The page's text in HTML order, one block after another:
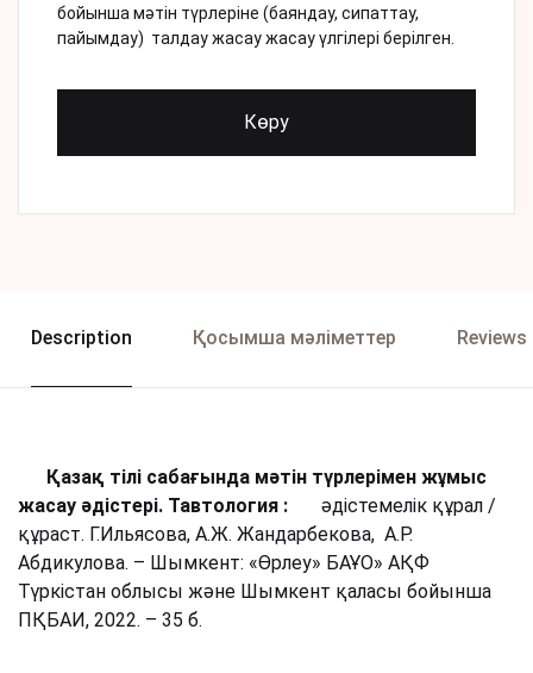
бойынша мәтін түрлеріне (баяндау, сипаттау,
пайымдау) талдау жасау жасау үлгілері берілген.
Көру
Description Қосымша мәліметтер Reviews
Қазақ тілі сабағында мәтін түрлерімен жұмыс
жасау әдістері. Тавтология : әдістемелік құрал /
құраст. Г.Ильясова, А.Ж. Жандарбекова, А.Р.
Абдикулова. – Шымкент: «Өрлеу» БАҰО» АҚФ
Түркістан облысы және Шымкент қаласы бойынша
ПҚБАИ, 2022. – 35 б.